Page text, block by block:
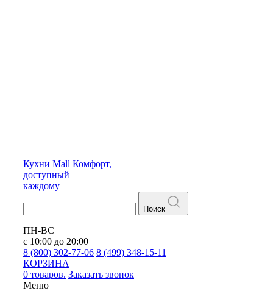
Кухни Mall Комфорт,
доступный
каждому
Поиск
ПН-ВС
с 10:00 до 20:00
8 (800) 302-77-06 8 (499) 348-15-11
КОРЗИНА
0 товаров. Заказать звонок
Меню